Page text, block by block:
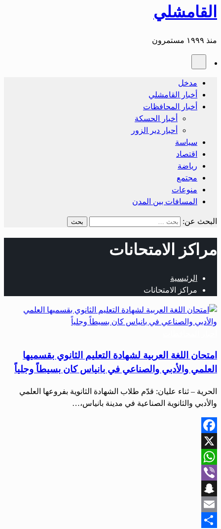
القامشلي
منذ ١٩٩٩ مستمرون
مدخل
أخبار القامشلي
أخبار المحافظات
أخبار الحسكة
أحبار دير الزور
سياسة
اقتصاد
رياضة
مجتمع
منوعات
المسافات بين المدن
البحث عن:
مراكز الامتحانات
الرئيسية
مراكز الامتحانات
امتحان اللغة العربية لشهادة التعليم الثانوي بقسميها
العلمي والأدبي والصناعي في بانياس كان بسيطاً وجلياً
الحرية – ثناء عليان: قدّم طلاب الشهادة الثانوية بفروعها العلمي
والأدبي والثانوية الصناعية في مدينة بانياس،…
Facebook
X
WhatsApp
Viber
Snapchat
Email